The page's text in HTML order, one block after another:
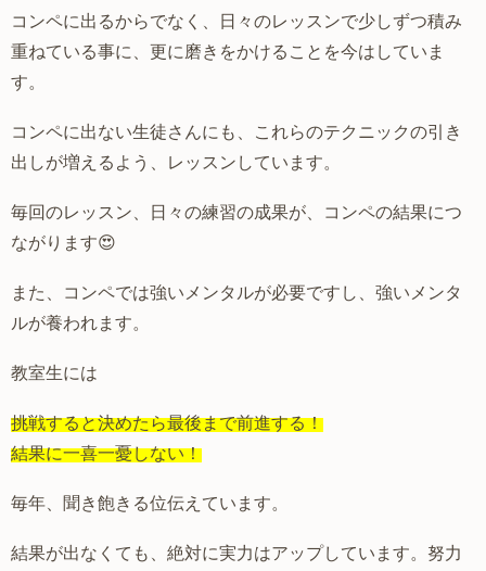
コンペに出るからでなく、日々のレッスンで少しずつ積み
重ねている事に、更に磨きをかけることを今はしていま
す。
コンペに出ない生徒さんにも、これらのテクニックの引き
出しが増えるよう、レッスンしています。
毎回のレッスン、日々の練習の成果が、コンペの結果につ
ながります😍
また、コンペでは強いメンタルが必要ですし、強いメンタ
ルが養われます。
教室生には
挑戦すると決めたら最後まで前進する！
結果に一喜一憂しない！
毎年、聞き飽きる位伝えています。
結果が出なくても、絶対に実力はアップしています。努力